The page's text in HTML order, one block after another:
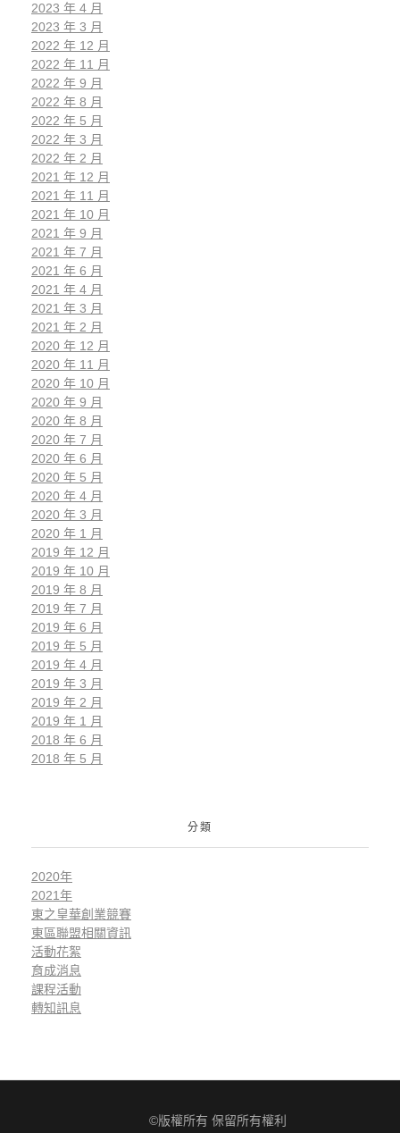
2023 年 4 月
2023 年 3 月
2022 年 12 月
2022 年 11 月
2022 年 9 月
2022 年 8 月
2022 年 5 月
2022 年 3 月
2022 年 2 月
2021 年 12 月
2021 年 11 月
2021 年 10 月
2021 年 9 月
2021 年 7 月
2021 年 6 月
2021 年 4 月
2021 年 3 月
2021 年 2 月
2020 年 12 月
2020 年 11 月
2020 年 10 月
2020 年 9 月
2020 年 8 月
2020 年 7 月
2020 年 6 月
2020 年 5 月
2020 年 4 月
2020 年 3 月
2020 年 1 月
2019 年 12 月
2019 年 10 月
2019 年 8 月
2019 年 7 月
2019 年 6 月
2019 年 5 月
2019 年 4 月
2019 年 3 月
2019 年 2 月
2019 年 1 月
2018 年 6 月
2018 年 5 月
分類
2020年
2021年
東之皇華創業競賽
東區聯盟相關資訊
活動花絮
育成消息
課程活動
轉知訊息
©版權所有 保留所有權利